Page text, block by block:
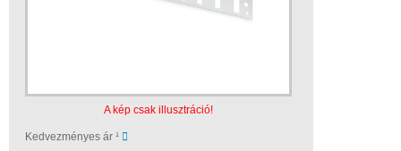
A kép csak illusztráció!
Kedvezményes ár ¹